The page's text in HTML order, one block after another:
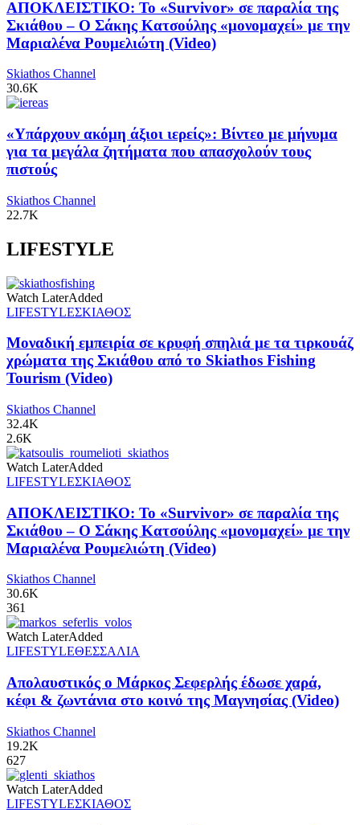
ΑΠΟΚΛΕΙΣΤΙΚΟ: Το «Survivor» σε παραλία της
Σκιάθου – Ο Σάκης Κατσούλης «μονομαχεί» με την
Μαριαλένα Ρουμελιώτη (Video)
Skiathos Channel
30.6K
«Υπάρχουν ακόμη άξιοι ιερείς»: Βίντεο με μήνυμα
για τα μεγάλα ζητήματα που απασχολούν τους
πιστούς
Skiathos Channel
22.7K
LIFESTYLE
Watch LaterAdded
LIFESTYLEΣΚΙΑΘΟΣ
Μοναδική εμπειρία σε κρυφή σπηλιά με τα τιρκουάζ
χρώματα της Σκιάθου από το Skiathos Fishing
Tourism (Video)
Skiathos Channel
32.4K
2.6K
Watch LaterAdded
LIFESTYLEΣΚΙΑΘΟΣ
ΑΠΟΚΛΕΙΣΤΙΚΟ: Το «Survivor» σε παραλία της
Σκιάθου – Ο Σάκης Κατσούλης «μονομαχεί» με την
Μαριαλένα Ρουμελιώτη (Video)
Skiathos Channel
30.6K
361
Watch LaterAdded
LIFESTYLEΘΕΣΣΑΛΙΑ
Απολαυστικός ο Μάρκος Σεφερλής έδωσε χαρά,
κέφι & ζωντάνια στο κοινό της Μαγνησίας (Video)
Skiathos Channel
19.2K
627
Watch LaterAdded
LIFESTYLEΣΚΙΑΘΟΣ